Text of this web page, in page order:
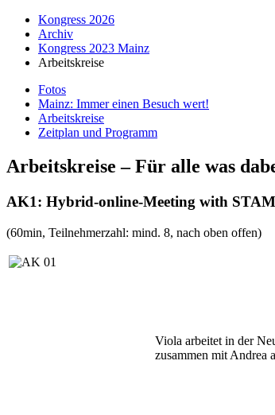
Kongress 2026
Archiv
Kongress 2023 Mainz
Arbeitskreise
Fotos
Mainz: Immer einen Besuch wert!
Arbeitskreise
Zeitplan und Programm
Arbeitskreise – Für alle was
AK1: Hybrid-online-Meeting with
(60min, Teilnehmerzahl: mind. 8, nach oben offen)
Viola arbeitet in der
zusammen mit Andrea